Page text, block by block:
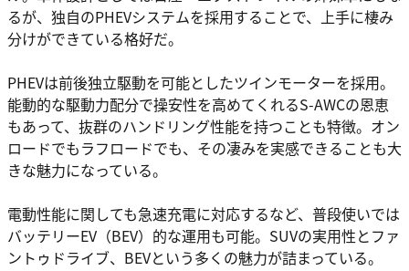
るが、独自のPHEVシステムを採用することで、上手に棲み
分けができている格好だ。
PHEVは前後独立駆動を可能としたツインモーターを採用。
能動的な駆動力配分で操安性を高めてくれるS-AWCの恩恵
もあって、抜群のハンドリング性能を持つことも特徴。オン
ロードでもラフロードでも、その凄みを実感できることも大
きな魅力になっている。
電動性能に関しても急速充電に対応するなど、普段使いでは
バッテリーEV（BEV）的な運用も可能。SUVの実用性とファ
ントゥドライブ、BEVという多くの魅力が詰まっている。